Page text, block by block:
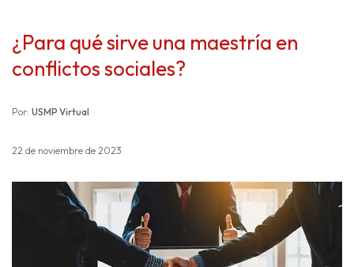
¿Para qué sirve una maestría en
conflictos sociales?
Por: USMP Virtual
22 de noviembre de 2023